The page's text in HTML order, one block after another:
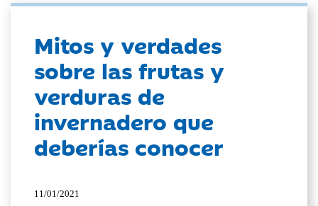
Mitos y verdades
sobre las frutas y
verduras de
invernadero que
deberías conocer
11/01/2021